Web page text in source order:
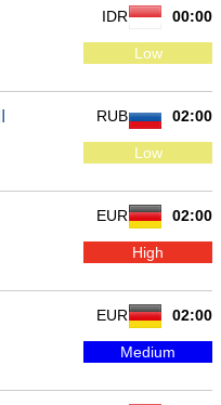
00:00
IDR
Low
02:00
RUB
Low
02:00
EUR
High
02:00
EUR
Medium